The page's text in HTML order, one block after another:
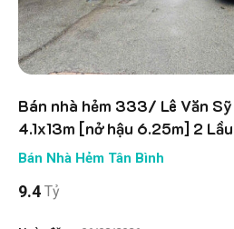
Bán nhà hẻm 333/ Lê Văn Sỹ
4.1x13m [nở hậu 6.25m] 2
Bán Nhà Hẻm Tân Bình
9.4 Tỷ